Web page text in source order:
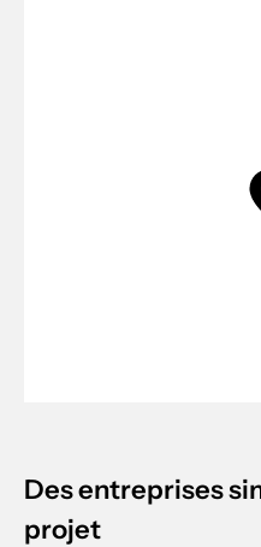
Des entreprises
projet